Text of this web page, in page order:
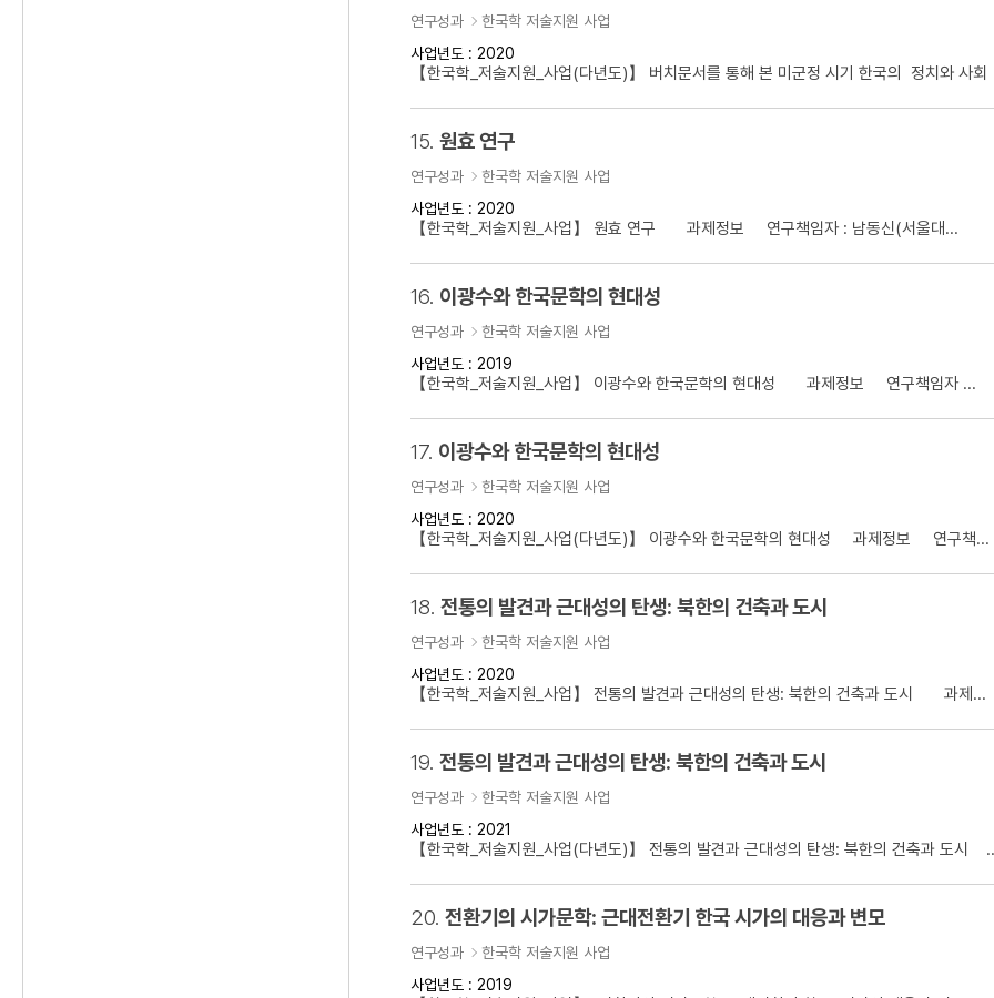
연구성과
한국학 저술지원 사업
사업년도 : 2020
【한국학_저술지원_사업(다년도)】 버치문서를 통해 본 미군정 시기 한국의 정치와 사
15. 원효 연구
연구성과
한국학 저술지원 사업
사업년도 : 2020
【한국학_저술지원_사업】 원효 연구 과제정보 연구책임자 : 남동신(서울대...
16. 이광수와 한국문학의 현대성
연구성과
한국학 저술지원 사업
사업년도 : 2019
【한국학_저술지원_사업】 이광수와 한국문학의 현대성 과제정보 연구책임자 ...
17. 이광수와 한국문학의 현대성
연구성과
한국학 저술지원 사업
사업년도 : 2020
【한국학_저술지원_사업(다년도)】 이광수와 한국문학의 현대성 과제정보 연구책...
18. 전통의 발견과 근대성의 탄생: 북한의 건축과 도시
연구성과
한국학 저술지원 사업
사업년도 : 2020
【한국학_저술지원_사업】 전통의 발견과 근대성의 탄생: 북한의 건축과 도시 과제...
19. 전통의 발견과 근대성의 탄생: 북한의 건축과 도시
연구성과
한국학 저술지원 사업
사업년도 : 2021
【한국학_저술지원_사업(다년도)】 전통의 발견과 근대성의 탄생: 북한의 건축과 도시
20. 전환기의 시가문학: 근대전환기 한국 시가의 대응과 변모
연구성과
한국학 저술지원 사업
사업년도 : 2019